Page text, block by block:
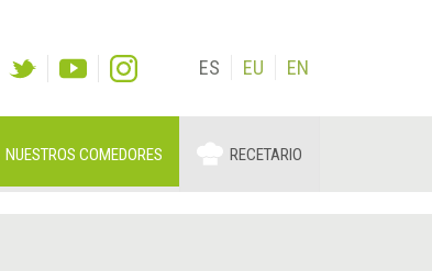
ES EU EN
NUESTROS COMEDORES RECETARIO